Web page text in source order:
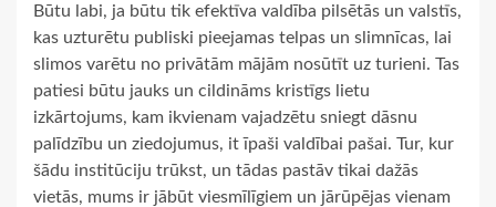
Būtu labi, ja būtu tik efektīva valdība pilsētās un valstīs,
kas uzturētu publiski pieejamas telpas un slimnīcas, lai
slimos varētu no privātām mājām nosūtīt uz turieni. Tas
patiesi būtu jauks un cildināms kristīgs lietu
izkārtojums, kam ikvienam vajadzētu sniegt dāsnu
palīdzību un ziedojumus, it īpaši valdībai pašai. Tur, kur
šādu institūciju trūkst, un tādas pastāv tikai dažās
vietās, mums ir jābūt viesmīlīgiem un jārūpējas vienam